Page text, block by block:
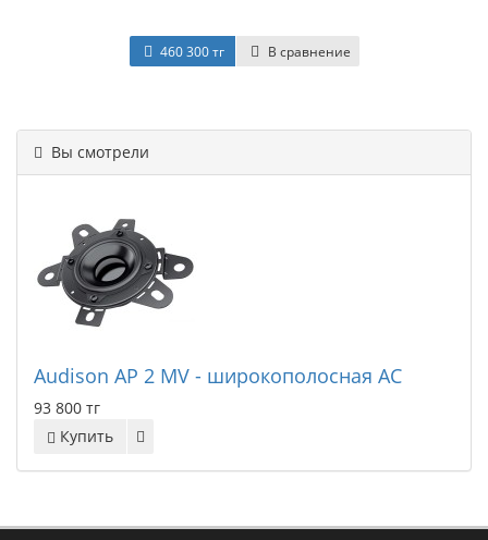
460 300 тг В сравнение
Вы смотрели
Audison AP 2 MV - широкополосная АС
93 800 тг
Купить